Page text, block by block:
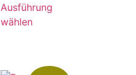
Ausführung
wählen